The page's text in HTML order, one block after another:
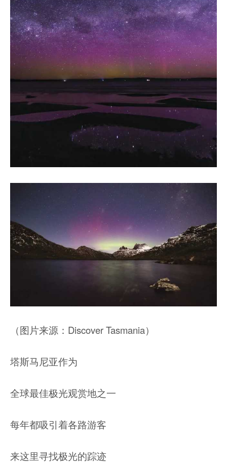
（图片来源：Discover Tasmania）
塔斯马尼亚作为
全球最佳极光观赏地之一
每年都吸引着各路游客
来这里寻找极光的踪迹